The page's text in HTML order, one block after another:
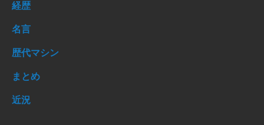
経歴
名言
歴代マシン
まとめ
近況